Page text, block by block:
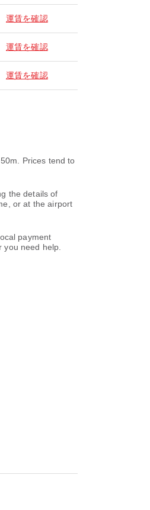
運賃を確認
運賃を確認
運賃を確認
Prices tend to
the details of
or at the airport
payment
need help.